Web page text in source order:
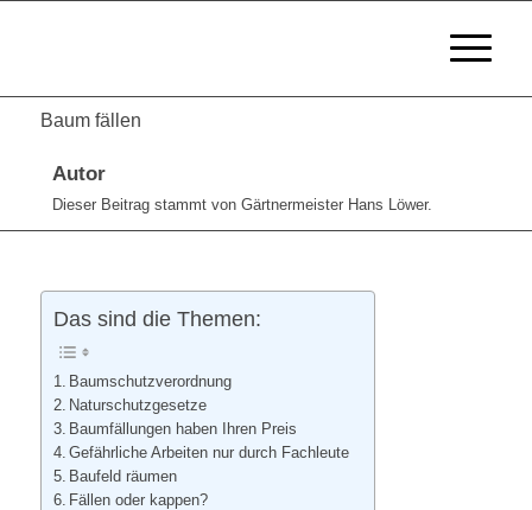
Baum fällen
Autor
Dieser Beitrag stammt von Gärtnermeister Hans Löwer.
Das sind die Themen:
Baumschutzverordnung
Naturschutzgesetze
Baumfällungen haben Ihren Preis
Gefährliche Arbeiten nur durch Fachleute
Baufeld räumen
Fällen oder kappen?